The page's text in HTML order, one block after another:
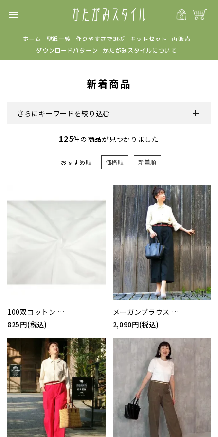
menu
ホーム 型紙一覧 作りやすさで選ぶ キットセット
再販売
ダウンロードパターン
かたがみスタイルについて
新着商品
さらにキーワードを絞り込む
125件の商品が見つかりました
おすすめ順 価格順 新着順
100双コットン …
825円(税込)
メーガンブラウス …
2,090円(税込)